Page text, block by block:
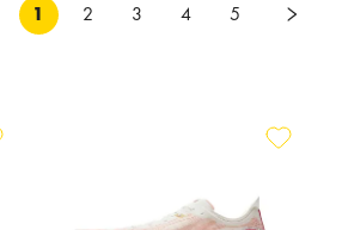
1 2 3 4 5